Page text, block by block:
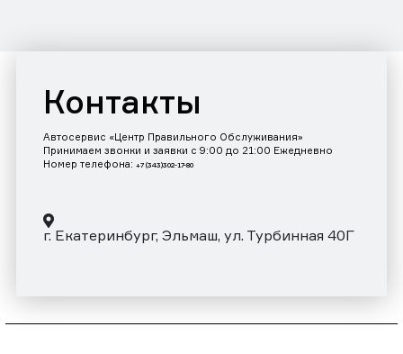
Контакты
Автосервис «Центр Правильного Обслуживания»
Принимаем звонки и заявки с 9:00 до 21:00 Ежедневно
Номер телефона: +7 (343)302-17-80
г. Екатеринбург, Эльмаш, ул. Турбинная 40Г